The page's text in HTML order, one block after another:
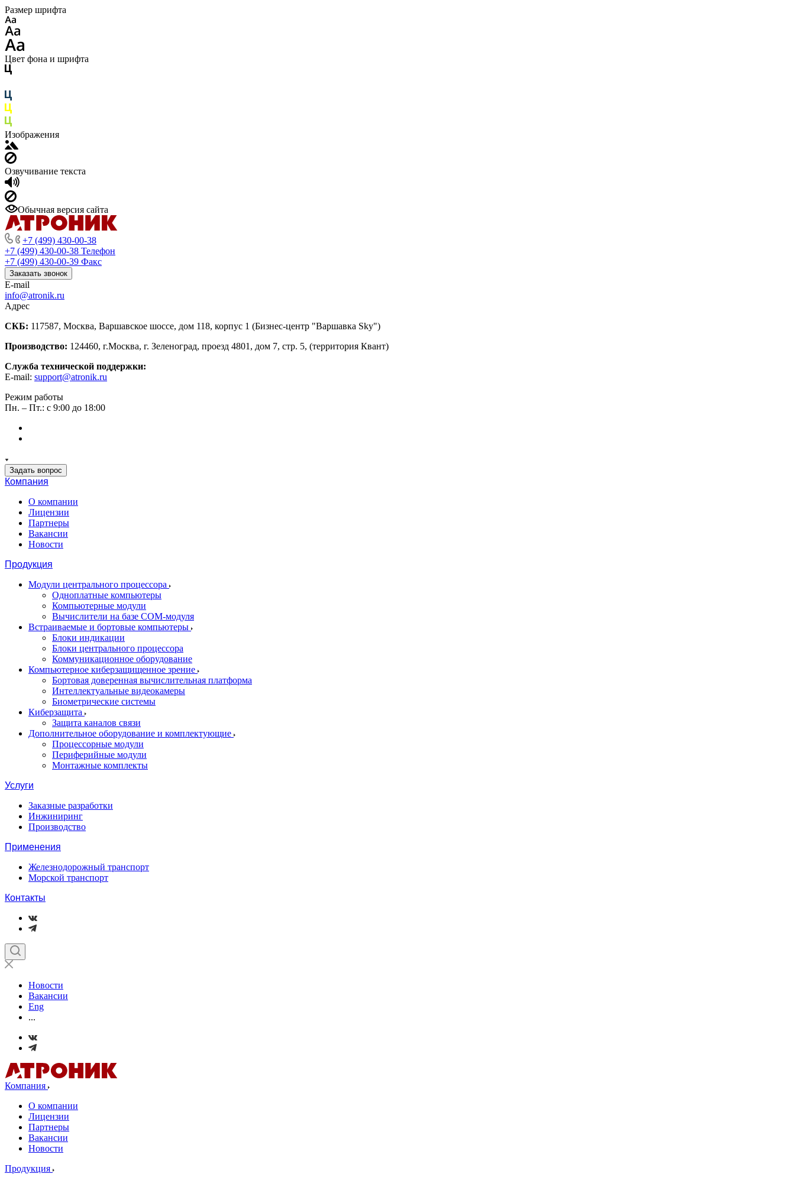
Размер шрифта
Цвет фона и шрифта
Изображения
Озвучивание текста
Обычная версия сайта
+7 (499) 430-00-38
+7 (499) 430-00-38 Телефон
+7 (499) 430-00-39 Факс
Заказать звонок
E-mail
info@atronik.ru
Адрес
СКБ: 117587, Москва, Варшавское шоссе, дом 118, корпус 1 (Бизнес-центр "Варшавка Sky")
Производство: 124460, г.Москва, г. Зеленоград, проезд 4801, дом 7, стр. 5, (территория Квант)
Служба технической поддержки:
E-mail: support@atronik.ru
Режим работы
Пн. – Пт.: с 9:00 до 18:00
Задать вопрос
Компания
О компании
Лицензии
Партнеры
Вакансии
Новости
Продукция
Модули центрального процессора
Одноплатные компьютеры
Компьютерные модули
Вычислители на базе COM-модуля
Встраиваемые и бортовые компьютеры
Блоки индикации
Блоки центрального процессора
Коммуникационное оборудование
Компьютерное киберзащищенное зрение
Бортовая доверенная вычислительная платформа
Интеллектуальные видеокамеры
Биометрические системы
Киберзащита
Защита каналов связи
Дополнительное оборудование и комплектующие
Процессорные модули
Периферийные модули
Монтажные комплекты
Услуги
Заказные разработки
Инжиниринг
Производство
Применения
Железнодорожный транспорт
Морской транспорт
Контакты
Новости
Вакансии
Eng
...
Компания
О компании
Лицензии
Партнеры
Вакансии
Новости
Продукция